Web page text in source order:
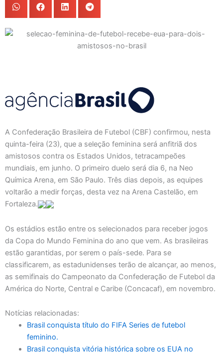
A Confederação Brasileira de Futebol (CBF) confirmou, nesta
quinta-feira (23), que a seleção feminina será anfitriã dos
amistosos contra os Estados Unidos, tetracampeões
mundiais, em junho. O primeiro duelo será dia 6, na Neo
Química Arena, em São Paulo. Três dias depois, as equipes
voltarão a medir forças, desta vez na Arena Castelão, em
Fortaleza.
Os estádios estão entre os selecionados para receber jogos
da Copa do Mundo Feminina do ano que vem. As brasileiras
estão garantidas, por serem o país-sede. Para se
classificarem, as estadunidenses terão de alcançar, ao menos,
as semifinais do Campeonato da Confederação de Futebol da
América do Norte, Central e Caribe (Concacaf), em novembro.
Notícias relacionadas:
Brasil conquista título do FIFA Series de futebol
feminino.
Brasil conquista vitória histórica sobre os EUA no